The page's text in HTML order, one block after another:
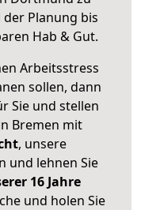
Planung bis
Hab & Gut.
Arbeitsstress
sollen, dann
Sie und stellen
Bremen mit
, unsere
und lehnen Sie
16 Jahre
und holen Sie